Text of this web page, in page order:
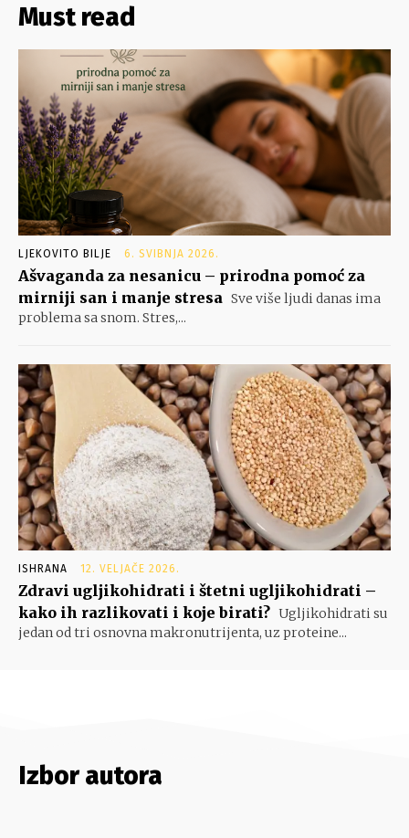
Must read
LJEKOVITO BILJE 6. SVIBNJA 2026.
Ašvaganda za nesanicu – prirodna pomoć za
mirniji san i manje stresa Sve više ljudi danas ima
problema sa snom. Stres,...
ISHRANA 12. VELJAČE 2026.
Zdravi ugljikohidrati i štetni ugljikohidrati –
kako ih razlikovati i koje birati? Ugljikohidrati su
jedan od tri osnovna makronutrijenta, uz proteine...
Izbor autora